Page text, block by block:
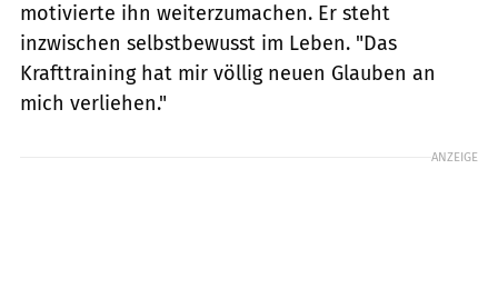
motivierte ihn weiterzumachen. Er steht
inzwischen selbstbewusst im Leben. "Das
Krafttraining hat mir völlig neuen Glauben an
mich verliehen."
ANZEIGE